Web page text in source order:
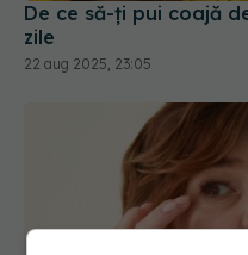
De ce să-ți pui coajă
zile
22 aug 2025, 23:05